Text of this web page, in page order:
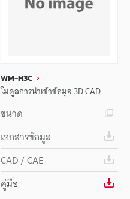
WM-H3C
โมดูลการนำเข้าข้อมูล 3D CAD
ขนาด
เอกสารข้อมูล
CAD / CAE
คู่มือ